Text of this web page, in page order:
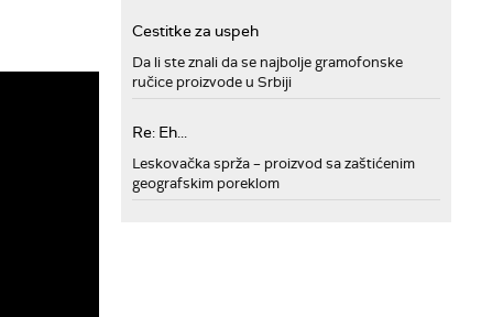
Cestitke za uspeh
Da li ste znali da se najbolje gramofonske
ručice proizvode u Srbiji
Re: Eh...
Leskovačka sprža – proizvod sa zaštićenim
geografskim poreklom